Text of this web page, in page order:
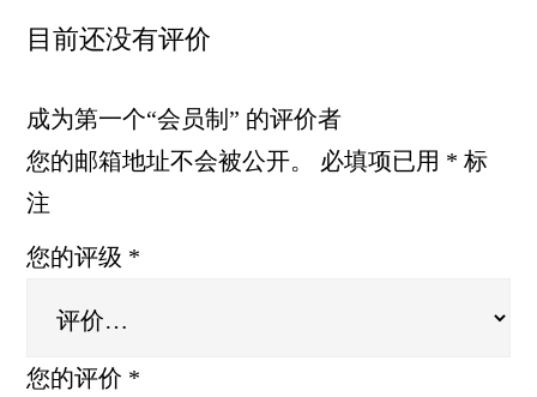
目前还没有评价
成为第一个“会员制” 的评价者
您的邮箱地址不会被公开。
必填项已用 * 标
注
您的评级 *
您的评价 *